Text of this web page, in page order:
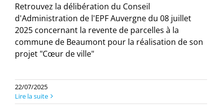
Retrouvez la délibération du Conseil
d'Administration de l'EPF Auvergne du 08 juillet
2025 concernant la revente de parcelles à la
commune de Beaumont pour la réalisation de son
projet "Cœur de ville"
22/07/2025
Lire la suite